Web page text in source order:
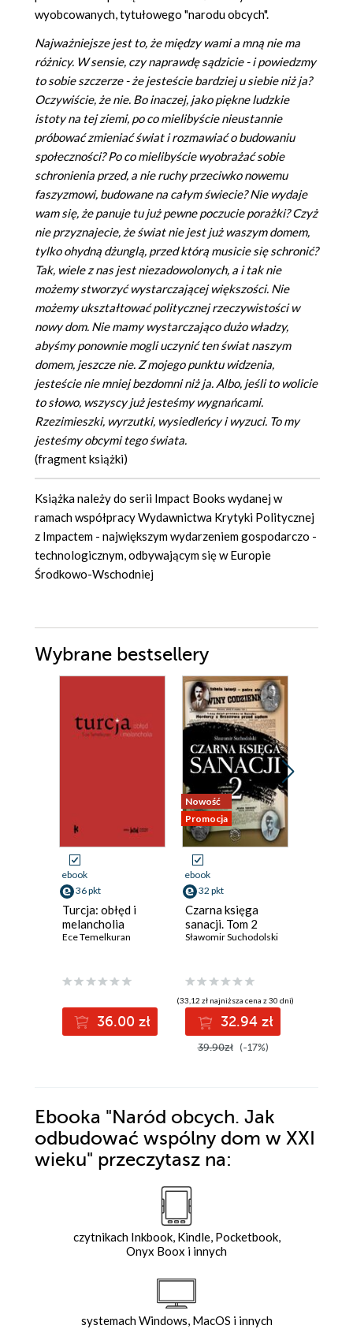
wyobcowanych, tytułowego "narodu obcych".
Najważniejsze jest to, że między wami a mną nie ma
różnicy. W sensie, czy naprawdę sądzicie - i powiedzmy
to sobie szczerze - że jesteście bardziej u siebie niż ja?
Oczywiście, że nie. Bo inaczej, jako piękne ludzkie
istoty na tej ziemi, po co mielibyście nieustannie
próbować zmieniać świat i rozmawiać o budowaniu
społeczności? Po co mielibyście wyobrażać sobie
schronienia przed, a nie ruchy przeciwko nowemu
faszyzmowi, budowane na całym świecie? Nie wydaje
wam się, że panuje tu już pewne poczucie porażki? Czyż
nie przyznajecie, że świat nie jest już waszym domem,
tylko ohydną dżunglą, przed którą musicie się schronić?
Tak, wiele z nas jest niezadowolonych, a i tak nie
możemy stworzyć wystarczającej większości. Nie
możemy ukształtować politycznej rzeczywistości w
nowy dom. Nie mamy wystarczająco dużo władzy,
abyśmy ponownie mogli uczynić ten świat naszym
domem, jeszcze nie. Z mojego punktu widzenia,
jesteście nie mniej bezdomni niż ja. Albo, jeśli to wolicie
to słowo, wszyscy już jesteśmy wygnańcami.
Rzezimieszki, wyrzutki, wysiedleńcy i wyzuci. To my
jesteśmy obcymi tego świata.
(fragment książki)
Książka należy do serii Impact Books wydanej w
ramach współpracy Wydawnictwa Krytyki Politycznej
z Impactem - największym wydarzeniem gospodarczo -
technologicznym, odbywającym się w Europie
Środkowo-Wschodniej
Wybrane bestsellery
ebook
36 pkt
Turcja: obłęd i
melancholia
Ece Temelkuran
36.00 zł
Nowość
Promocja
ebook
32 pkt
Czarna księga
sanacji. Tom 2
Sławomir Suchodolski
(33,12 zł najniższa cena z 30 dni)
32.94 zł
39.90zł (-17%)
Ebooka "Naród obcych. Jak
odbudować wspólny dom w XXI
wieku" przeczytasz na:
czytnikach Inkbook, Kindle, Pocketbook,
Onyx Boox i innych
systemach Windows, MacOS i innych